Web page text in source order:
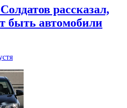
рассказал,
быть автомобили